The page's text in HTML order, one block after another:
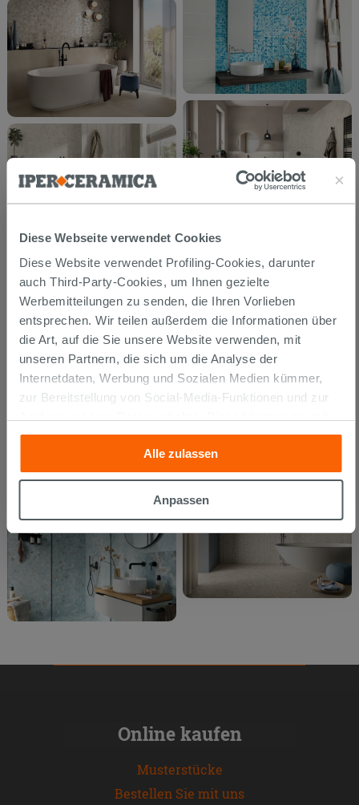
Diese Webseite verwendet Cookies
Diese Website verwendet Profiling-Cookies, darunter
auch Third-Party-Cookies, um Ihnen gezielte
Werbemitteilungen zu senden, die Ihren Vorlieben
entsprechen. Wir teilen außerdem die Informationen über
die Art, auf die Sie unsere Website verwenden, mit
unseren Partnern, die sich um die Analyse der
Internetdaten, Werbung und Sozialen Medien kümmer,
zur Bereitstellung von Social-Media-Funktionen und zur
anderen Informationen, die Sie ihnen geliefert haben oder
die sie aufgrund Ihrer Verwendung ihrer Dienste
gesammelt haben, kombinieren. Falls Sie mehr wissen
möchten oder Ihre Zustimmung zu allen oder einigen
Zustimmung kann durch Klicken auf die Schaltfläche
„Cookies akzeptieren“ gegeben werden. Wenn Sie auf
die Schaltfläche "X" klicken, können Sie das Surfen erst
nach der Installation der technischen Cookies fortsetzen.
Alle zulassen
Anpassen
Online kaufen
Musterstücke
Bestellen Sie mit uns